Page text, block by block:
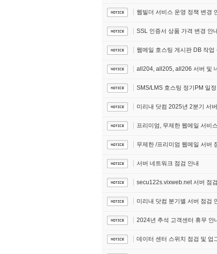
웹빌더 서비스 운영 정책 변경
SSL 인증서 상품 가격 변경 안
웹메일 호스팅 게시판 DB 작업
all204, all205, all206 서버 및
SMS/LMS 호스팅 정기PM 일
미리내 닷컴 2025년 2분기 서
프리미엄, 무제한 웹메일 서비
무제한 /프리미엄 웹메일 서버
서버 네트워크 점검 안내
secu122s.vixweb.net 서버 점
미리내 닷컴 분기별 서버 점검
2024년 추석 고객센터 휴무 안
데이터 센터 스위치 점검 및 업